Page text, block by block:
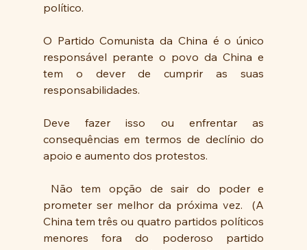
político.
O Partido Comunista da China é o único
responsável perante o povo da China e
tem o dever de cumprir as suas
responsabilidades.
Deve fazer isso ou enfrentar as
consequências em termos de declínio do
apoio e aumento dos protestos.
prometer ser melhor da próxima vez.  (A
China tem três ou quatro partidos políticos
menores fora do poderoso partido